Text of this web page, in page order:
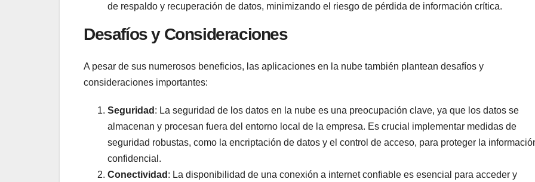
de respaldo y recuperación de datos, minimizando el riesgo de pérdida de información crítica.
Desafíos y Consideraciones
A pesar de sus numerosos beneficios, las aplicaciones en la nube también plantean desafíos y
consideraciones importantes:
Seguridad : La seguridad de los datos en la nube es una preocupación clave, ya que los datos se
almacenan y procesan fuera del entorno local de la empresa. Es crucial implementar medidas de
seguridad robustas, como la encriptación de datos y el control de acceso, para proteger la
confidencial.
Conectividad : La disponibilidad de una conexión a internet confiable es esencial para acceder y